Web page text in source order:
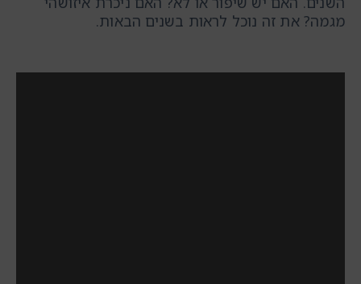
מגמה? את זה נוכל לראות בשנים הבאות.